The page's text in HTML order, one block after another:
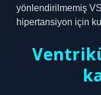
yönlendirilmemiş
hipertansiyon için